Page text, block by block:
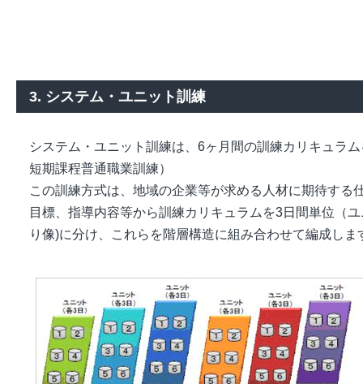
3. システム・ユニット訓練
システム・ユニット訓練は、6ヶ月間の訓練カリキュラ
短期課程普通職業訓練）
この訓練方式は、地域の企業等が求める人材に期待す
目標、指導内容等から訓練カリキュラムを3日間単位（
り像)に分け、これらを階層構造に組み合わせて編成しま